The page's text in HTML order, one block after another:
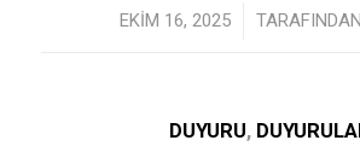
EKIM 16, 2025
/ TARAFINDAN
DUYURU,